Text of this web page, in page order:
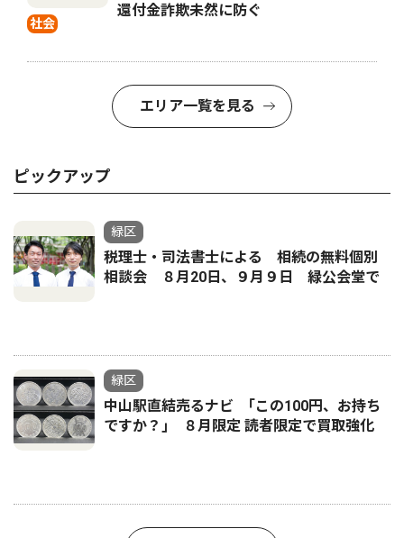
社会
還付金詐欺未然に防ぐ
エリア一覧を見る
ピックアップ
緑区
税理士・司法書士による 相続の無料個別
相談会 ８月20日、９月９日 緑公会堂で
緑区
中山駅直結売るナビ ｢この100円、お持ち
ですか？｣ ８月限定 読者限定で買取強化